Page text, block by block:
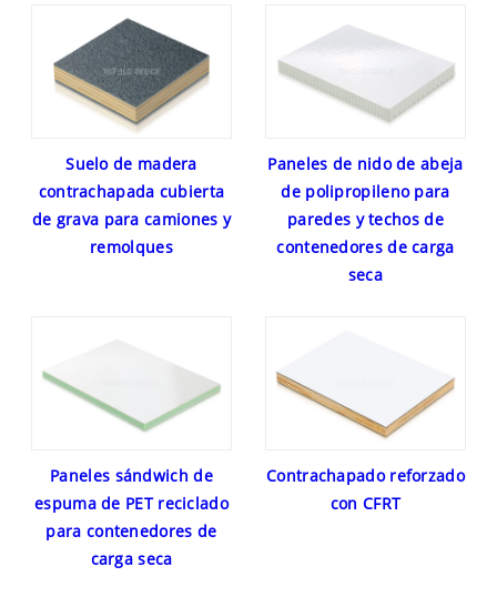
Suelo de madera
contrachapada cubierta
de grava para camiones y
remolques
Paneles de nido de abeja
de polipropileno para
paredes y techos de
contenedores de carga
seca
Paneles sándwich de
espuma de PET reciclado
para contenedores de
carga seca
Contrachapado reforzado
con CFRT